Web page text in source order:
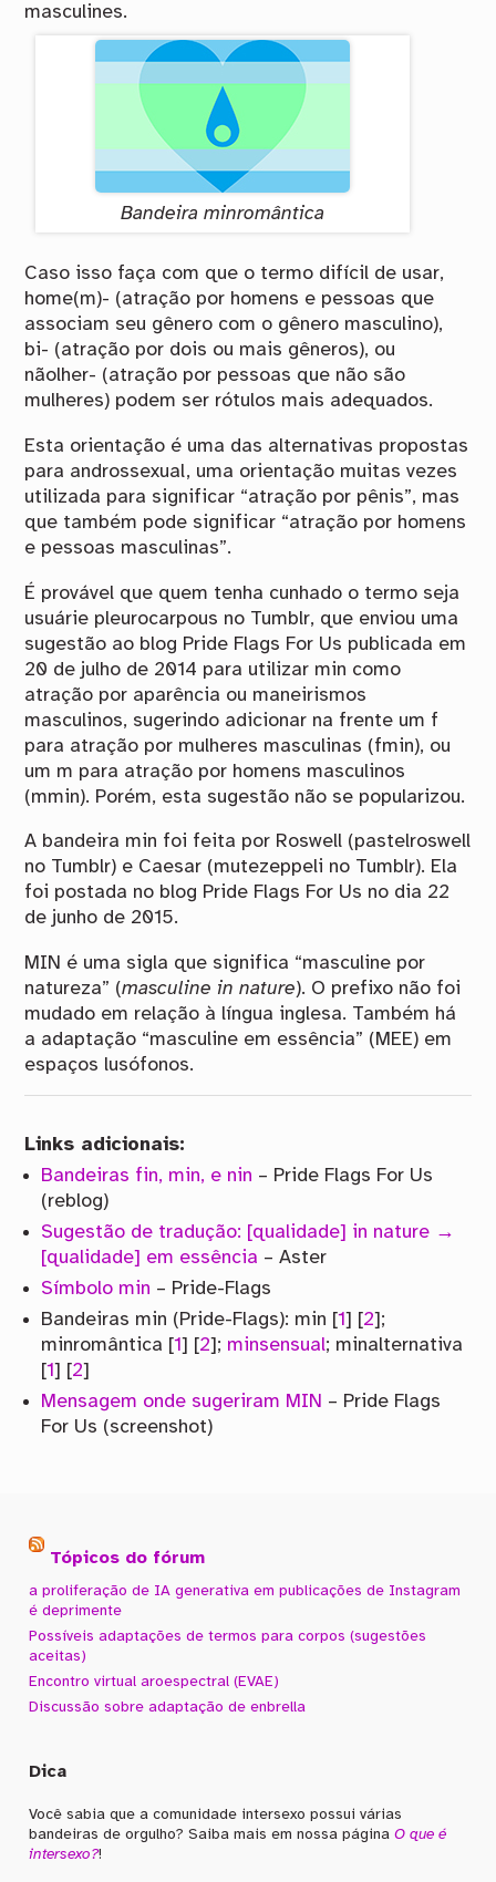
masculines.
Bandeira minromântica
Caso isso faça com que o termo difícil de usar,
home(m)- (atração por homens e pessoas que
associam seu gênero com o gênero masculino),
bi- (atração por dois ou mais gêneros), ou
nãolher- (atração por pessoas que não são
mulheres) podem ser rótulos mais adequados.
Esta orientação é uma das alternativas propostas
para androssexual, uma orientação muitas vezes
utilizada para significar “atração por pênis”, mas
que também pode significar “atração por homens
e pessoas masculinas”.
É provável que quem tenha cunhado o termo seja
usuárie pleurocarpous no Tumblr, que enviou uma
sugestão ao blog Pride Flags For Us publicada em
20 de julho de 2014 para utilizar min como
atração por aparência ou maneirismos
masculinos, sugerindo adicionar na frente um f
para atração por mulheres masculinas (fmin), ou
um m para atração por homens masculinos
(mmin). Porém, esta sugestão não se popularizou.
A bandeira min foi feita por Roswell (pastelroswell
no Tumblr) e Caesar (mutezeppeli no Tumblr). Ela
foi postada no blog Pride Flags For Us no dia 22
de junho de 2015.
MIN é uma sigla que significa “masculine por
natureza” (masculine in nature). O prefixo não foi
mudado em relação à língua inglesa. Também há
a adaptação “masculine em essência” (MEE) em
espaços lusófonos.
Links adicionais:
Bandeiras fin, min, e nin – Pride Flags For Us
(reblog)
Sugestão de tradução: [qualidade] in nature →
[qualidade] em essência – Aster
Símbolo min – Pride-Flags
Bandeiras min (Pride-Flags): min [1] [2];
minromântica [1] [2]; minsensual; minalternativa
[1] [2]
Mensagem onde sugeriram MIN – Pride Flags
For Us (screenshot)
Tópicos do fórum
a proliferação de IA generativa em publicações de Instagram
é deprimente
Possíveis adaptações de termos para corpos (sugestões
aceitas)
Encontro virtual aroespectral (EVAE)
Discussão sobre adaptação de enbrella
Dica
Você sabia que a comunidade intersexo possui várias
bandeiras de orgulho? Saiba mais em nossa páginaO que é
intersexo?!